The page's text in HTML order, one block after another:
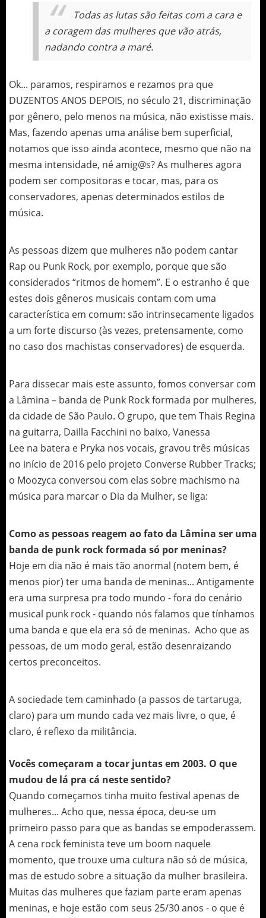
Todas as lutas são feitas com a cara e
a coragem das mulheres que vão atrás,
nadando contra a maré.
Ok... paramos, respiramos e rezamos pra que
DUZENTOS ANOS DEPOIS, no século 21, discriminação
por gênero, pelo menos na música, não existisse mais.
Mas, fazendo apenas uma análise bem superficial,
notamos que isso ainda acontece, mesmo que não na
mesma intensidade, né amig@s? As mulheres agora
podem ser compositoras e tocar, mas, para os
conservadores, apenas determinados estilos de
música.
As pessoas dizem que mulheres não podem cantar
Rap ou Punk Rock, por exemplo, porque que são
considerados “ritmos de homem”. E o estranho é que
estes dois gêneros musicais contam com uma
característica em comum: são intrinsecamente ligados
a um forte discurso (às vezes, pretensamente, como
no caso dos machistas conservadores) de esquerda.
Para dissecar mais este assunto, fomos conversar com
a Lâmina – banda de Punk Rock formada por mulheres,
da cidade de São Paulo. O grupo, que tem Thais Regina
na guitarra, Dailla Facchini no baixo, Vanessa
Lee na batera e Pryka nos vocais, gravou três músicas
no início de 2016 pelo projeto Converse Rubber Tracks;
o Moozyca conversou com elas sobre machismo na
música para marcar o Dia da Mulher, se liga:
Como as pessoas reagem ao fato da Lâmina ser uma
banda de punk rock formada só por meninas?
Hoje em dia não é mais tão anormal (notem bem, é
menos pior) ter uma banda de meninas... Antigamente
era uma surpresa pra todo mundo - fora do cenário
musical punk rock - quando nós falamos que tínhamos
uma banda e que ela era só de meninas. Acho que as
pessoas, de um modo geral, estão desenraizando
certos preconceitos.
A sociedade tem caminhado (a passos de tartaruga,
claro) para um mundo cada vez mais livre, o que, é
claro, é reflexo da militância.
Vocês começaram a tocar juntas em 2003. O que
mudou de lá pra cá neste sentido?
Quando começamos tinha muito festival apenas de
mulheres... Acho que, nessa época, deu-se um
primeiro passo para que as bandas se empoderassem.
A cena rock feminista teve um boom naquele
momento, que trouxe uma cultura não só de música,
mas de estudo sobre a situação da mulher brasileira.
Muitas das mulheres que faziam parte eram apenas
meninas, e hoje estão com seus 25/30 anos - o que é